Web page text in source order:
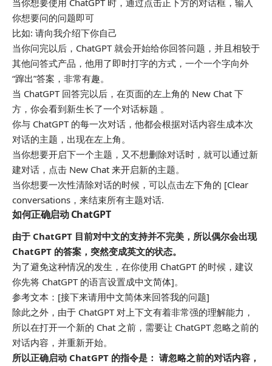
你想要问的问题即可
比如: 请向我介绍下你自己
当你问完以后，ChatGPT 就会开始给你回答问题，并且相较于
其他问答式产品，他用了即时打字的方式，一个一个字向外
“蹿出”答案，非常有趣。
当 ChatGPT 回答完以后，在页面的左上角的 New Chat 下
方，你会看到新生长了一个对话标题 。
你与 ChatGPT 的每一次对话，他都会根据对话内容生成本次
对话的主题，出现在左上角。
当你想要开启下一个主题，又不想删除对话时，就可以通过新
建对话，点击 New Chat 来开启新的主题。
当你想要一次性清除对话的时候，可以点击左下角的 [Clear
conversations，来结束所有主题对话.
如何正确启动 ChatGPT
由于 ChatGPT 目前对中文的支持并不完美，所以偶尔会出现
ChatGPT 的答案，突然变成英文的状态。
为了避免这种情况的发生，在你使用 ChatGPT 的时候，建议
你先将 ChatGPT 的语言设置成中文简体]。
参考文本：[接下来请用中文简体来回答我的问题]
除此之外，由于 ChatGPT 对上下文有着非常强的理解能力，
所以在打开一个新的 Chat 之前，需要让 ChatGPT 忽略之前的
对话内容，并重新开始。
所以正确启动 ChatGPT 的指令是： 请忽略之前的对话内容，